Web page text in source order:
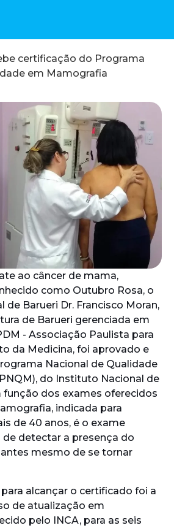
certificação do Programa
em Mamografia
ao câncer de mama,
como Outubro Rosa, o
de Barueri Dr. Francisco Moran,
de Barueri gerenciada em
- Associação Paulista para
da Medicina, foi aprovado e
Nacional de Qualidade
do Instituto Nacional de
função dos exames oferecidos
indicada para
de 40 anos, é o exame
detectar a presença do
mesmo de se tornar
alcançar o certificado foi a
de atualização em
pelo INCA, para as seis